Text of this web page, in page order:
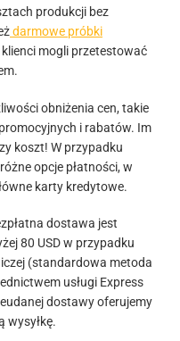
produkcji bez
darmowe próbki
mogli przetestować
obniżenia cen, takie
i rabatów. Im
koszt! W przypadku
opcje płatności, w
karty kredytowe.
dostawa jest
80 USD w przypadku
(standardowa metoda
usługi Express
dostawy oferujemy
wysyłkę.